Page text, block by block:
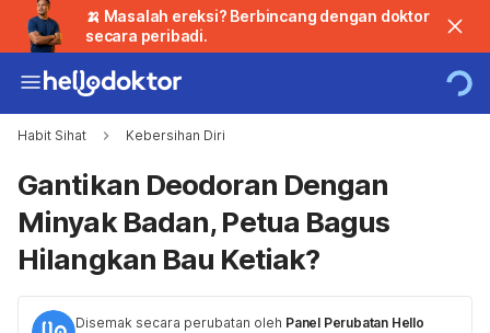
🍌 Masalah ereksi? Berbincang dengan doktor
secara peribadi.
Habit Sihat Kebersihan Diri
Gantikan Deodoran Dengan
Minyak Badan, Petua Bagus
Hilangkan Bau Ketiak?
Disemak secara perubatan oleh Panel Perubatan Hello